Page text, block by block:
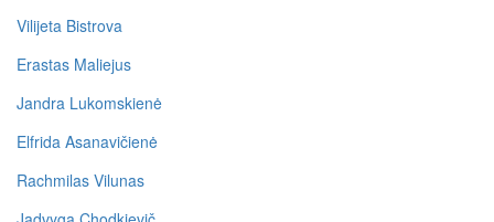
Vilijeta Bistrova
Erastas Maliejus
Jandra Lukomskienė
Elfrida Asanavičienė
Rachmilas Vilunas